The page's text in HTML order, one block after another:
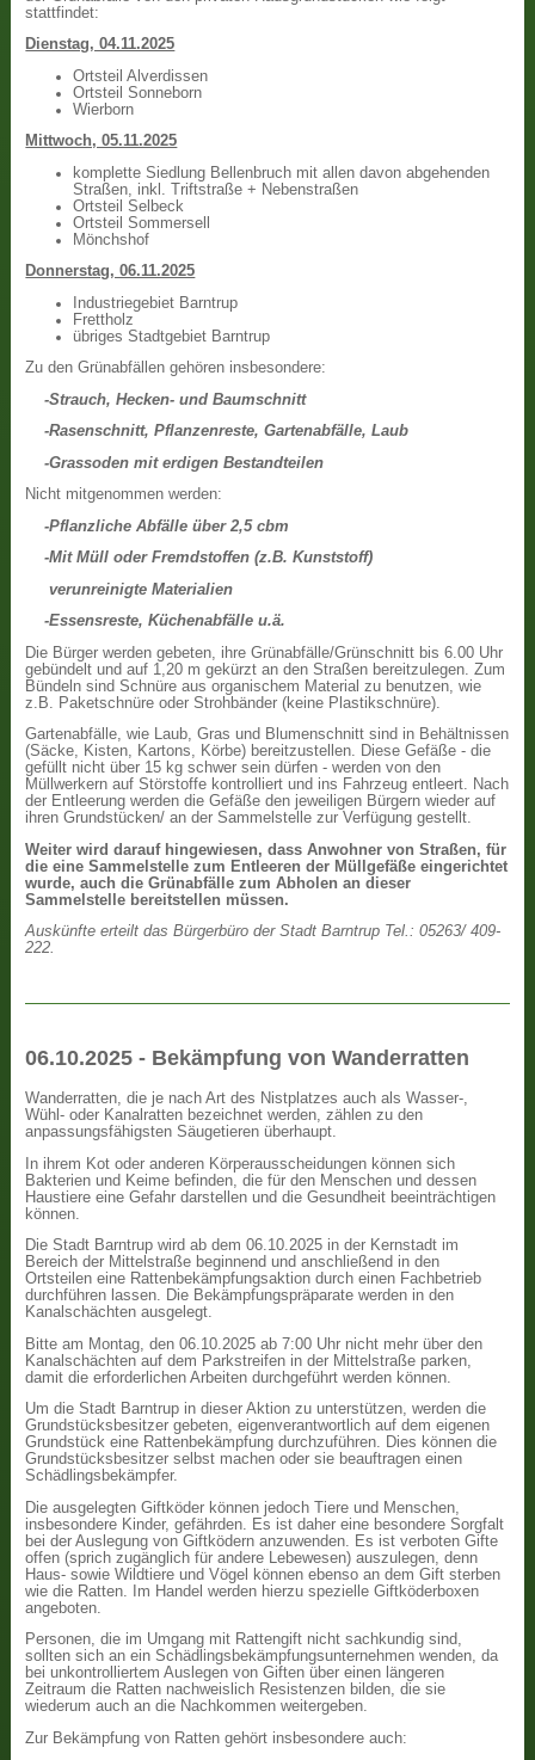
stattfindet:
Dienstag, 04.11.2025
Ortsteil Alverdissen
Ortsteil Sonneborn
Wierborn
Mittwoch, 05.11.2025
komplette Siedlung Bellenbruch mit allen davon abgehenden
Straßen, inkl. Triftstraße + Nebenstraßen
Ortsteil Selbeck
Ortsteil Sommersell
Mönchshof
Donnerstag, 06.11.2025
Industriegebiet Barntrup
Frettholz
übriges Stadtgebiet Barntrup
Zu den Grünabfällen gehören insbesondere:
-Strauch, Hecken- und Baumschnitt
-Rasenschnitt, Pflanzenreste, Gartenabfälle, Laub
-Grassoden mit erdigen Bestandteilen
Nicht mitgenommen werden:
-Pflanzliche Abfälle über 2,5 cbm
-Mit Müll oder Fremdstoffen (z.B. Kunststoff)
verunreinigte Materialien
-Essensreste, Küchenabfälle u.ä.
Die Bürger werden gebeten, ihre Grünabfälle/Grünschnitt bis 6.00 Uhr
gebündelt und auf 1,20 m gekürzt an den Straßen bereitzulegen. Zum
Bündeln sind Schnüre aus organischem Material zu benutzen, wie
z.B. Paketschnüre oder Strohbänder (keine Plastikschnüre).
Gartenabfälle, wie Laub, Gras und Blumenschnitt sind in Behältnissen
(Säcke, Kisten, Kartons, Körbe) bereitzustellen. Diese Gefäße - die
gefüllt nicht über 15 kg schwer sein dürfen - werden von den
Müllwerkern auf Störstoffe kontrolliert und ins Fahrzeug entleert. Nach
der Entleerung werden die Gefäße den jeweiligen Bürgern wieder auf
ihren Grundstücken/ an der Sammelstelle zur Verfügung gestellt.
Weiter wird darauf hingewiesen, dass Anwohner von Straßen, für
die eine Sammelstelle zum Entleeren der Müllgefäße eingerichtet
wurde, auch die Grünabfälle zum Abholen an dieser
Sammelstelle bereitstellen müssen.
Auskünfte erteilt das Bürgerbüro der Stadt Barntrup Tel.: 05263/ 409-
222.
06.10.2025 - Bekämpfung von Wanderratten
Wanderratten, die je nach Art des Nistplatzes auch als Wasser-,
Wühl- oder Kanalratten bezeichnet werden, zählen zu den
anpassungsfähigsten Säugetieren überhaupt.
In ihrem Kot oder anderen Körperausscheidungen können sich
Bakterien und Keime befinden, die für den Menschen und dessen
Haustiere eine Gefahr darstellen und die Gesundheit beeinträchtigen
können.
Die Stadt Barntrup wird ab dem 06.10.2025 in der Kernstadt im
Bereich der Mittelstraße beginnend und anschließend in den
Ortsteilen eine Rattenbekämpfungsaktion durch einen Fachbetrieb
durchführen lassen. Die Bekämpfungspräparate werden in den
Kanalschächten ausgelegt.
Bitte am Montag, den 06.10.2025 ab 7:00 Uhr nicht mehr über den
Kanalschächten auf dem Parkstreifen in der Mittelstraße parken,
damit die erforderlichen Arbeiten durchgeführt werden können.
Um die Stadt Barntrup in dieser Aktion zu unterstützen, werden die
Grundstücksbesitzer gebeten, eigenverantwortlich auf dem eigenen
Grundstück eine Rattenbekämpfung durchzuführen. Dies können die
Grundstücksbesitzer selbst machen oder sie beauftragen einen
Schädlingsbekämpfer.
Die ausgelegten Giftköder können jedoch Tiere und Menschen,
insbesondere Kinder, gefährden. Es ist daher eine besondere Sorgfalt
bei der Auslegung von Giftködern anzuwenden. Es ist verboten Gifte
offen (sprich zugänglich für andere Lebewesen) auszulegen, denn
Haus- sowie Wildtiere und Vögel können ebenso an dem Gift sterben
wie die Ratten. Im Handel werden hierzu spezielle Giftköderboxen
angeboten.
Personen, die im Umgang mit Rattengift nicht sachkundig sind,
sollten sich an ein Schädlingsbekämpfungsunternehmen wenden, da
bei unkontrolliertem Auslegen von Giften über einen längeren
Zeitraum die Ratten nachweislich Resistenzen bilden, die sie
wiederum auch an die Nachkommen weitergeben.
Zur Bekämpfung von Ratten gehört insbesondere auch: